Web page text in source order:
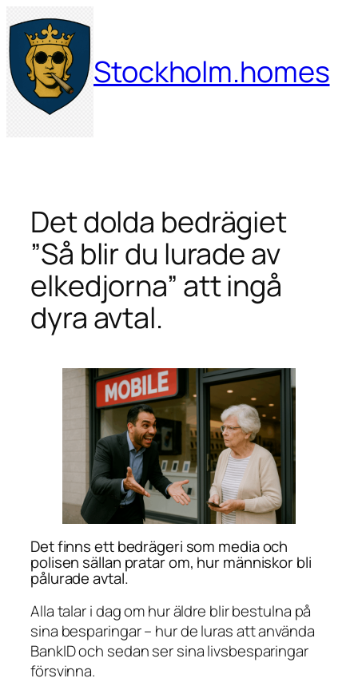
Hoppa
till
innehåll
Stockholm.homes
Det dolda bedrägiet
”Så blir du lurade av
elkedjorna” att ingå
dyra avtal.
Det finns ett bedrägeri som media och
polisen sällan pratar om, hur människor bli
pålurade avtal.
Alla talar i dag om hur äldre blir bestulna på
sina besparingar – hur de luras att använda
BankID och sedan ser sina livsbesparingar
försvinna.